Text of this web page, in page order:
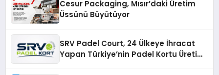
Cesur Packaging, Mısır’daki Üretim
Üssünü Büyütüyor
SRV Padel Court, 24 Ülkeye İhracat
Yapan Türkiye’nin Padel Kortu Üretim